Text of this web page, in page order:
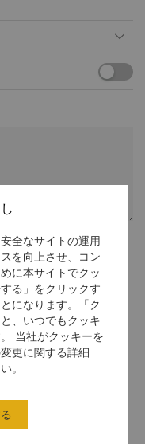
。
で、私はシャングリ･ラ イ
テッドからEメールによる
モーション情報、更新情報
ィング通信での購読中止に
la.comまでEメールを
中止することができること
全なサイトの運用
を向上させ、コン
に本サイトでクッ
る」をクリックす
になります。「ク
、いつでもクッキ
当社がクッキーを
更に関する詳細
。